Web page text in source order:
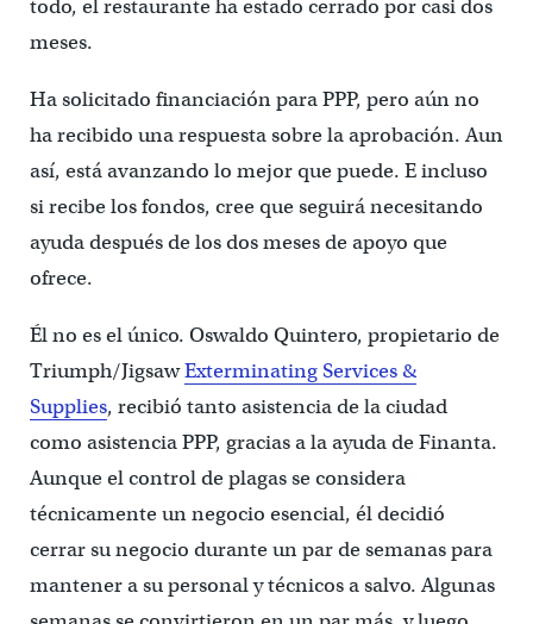
todo, el restaurante ha estado cerrado por casi dos
meses.
Ha solicitado financiación para PPP, pero aún no
ha recibido una respuesta sobre la aprobación. Aun
así, está avanzando lo mejor que puede. E incluso
si recibe los fondos, cree que seguirá necesitando
ayuda después de los dos meses de apoyo que
ofrece.
Él no es el único. Oswaldo Quintero, propietario de
Triumph/JigsawExterminating Services &
Supplies, recibió tanto asistencia de la ciudad
como asistencia PPP, gracias a la ayuda de Finanta.
Aunque el control de plagas se considera
técnicamente un negocio esencial, él decidió
cerrar su negocio durante un par de semanas para
mantener a su personal y técnicos a salvo. Algunas